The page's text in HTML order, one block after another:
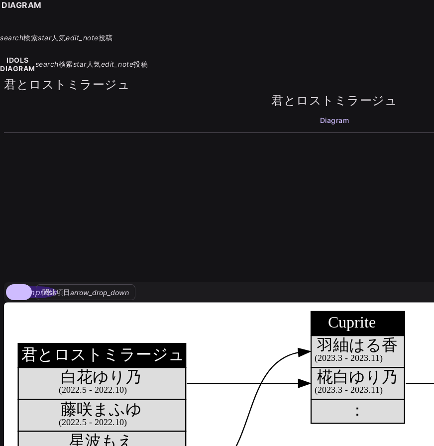
search検索star人気edit_note投稿
IDOLS
DIAGRAM
search検索star人気edit_note投稿
君とロストミラージュ
君とロストミラージュ
Diagram
compress
関連項目arrow_drop_down